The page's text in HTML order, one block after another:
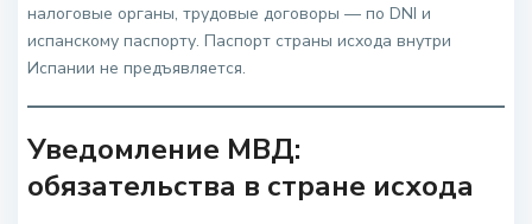
налоговые органы, трудовые договоры — по DNI и
испанскому паспорту. Паспорт страны исхода внутри
Испании не предъявляется.
Уведомление МВД:
обязательства в стране исхода